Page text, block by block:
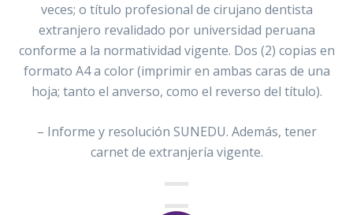
veces; o título profesional de cirujano dentista
extranjero revalidado por universidad peruana
conforme a la normatividad vigente. Dos (2) copias en
formato A4 a color (imprimir en ambas caras de una
hoja; tanto el anverso, como el reverso del título).
– Informe y resolución SUNEDU. Además, tener
carnet de extranjería vigente.